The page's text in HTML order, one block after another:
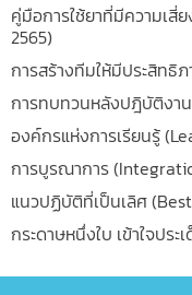
คู่มือการใช้ยาที่มีความเสี่
2565)
การสร้างทีมให้มีประสิทธิ
การทบทวนหลังปฎิบัติงา
องค์กรแห่งการเรียนรู้
การบูรณาการ
แนวปฏิบัติที่เป็นเลิศ
กระดาษหนึ่งใบ เข้าใจปร